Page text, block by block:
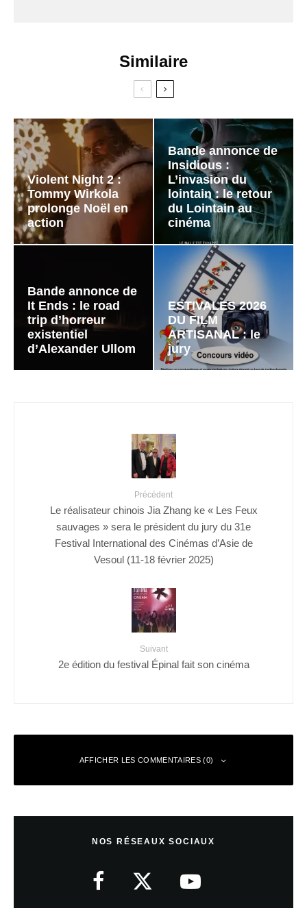
Similaire
Violent Night 2 :
Tommy Wirkola
prolonge Noël en
action
Bande annonce de
Insidious :
L’invasion du
lointain : le retour
du Lointain au
cinéma
Bande annonce de
It Ends : le road
trip d’horreur
existentiel
d’Alexander Ullom
ESTIVALES 2026
DU FILM
ARTISANAL : le
jury
Précédent
Le réalisateur chinois Jia Zhang ke « Les Feux
sauvages » sera le président du jury du 31e
Festival International des Cinémas d’Asie de
Vesoul (11-18 février 2025)
Suivant
2e édition du festival Épinal fait son cinéma
AFFICHER LES COMMENTAIRES (0)
NOS RÉSEAUX SOCIAUX